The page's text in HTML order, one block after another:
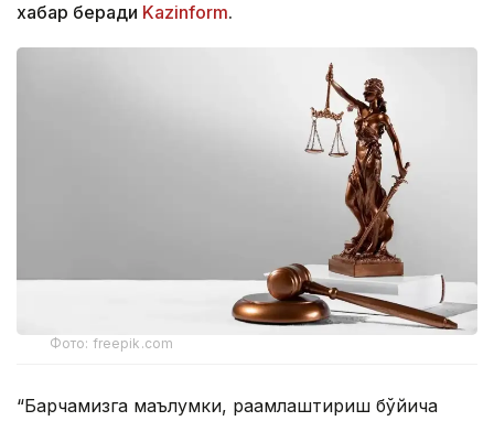
хабар беради Kazinform.
Фото: freepik.com
“Барчамизга маълумки, рақамлаштириш бўйича